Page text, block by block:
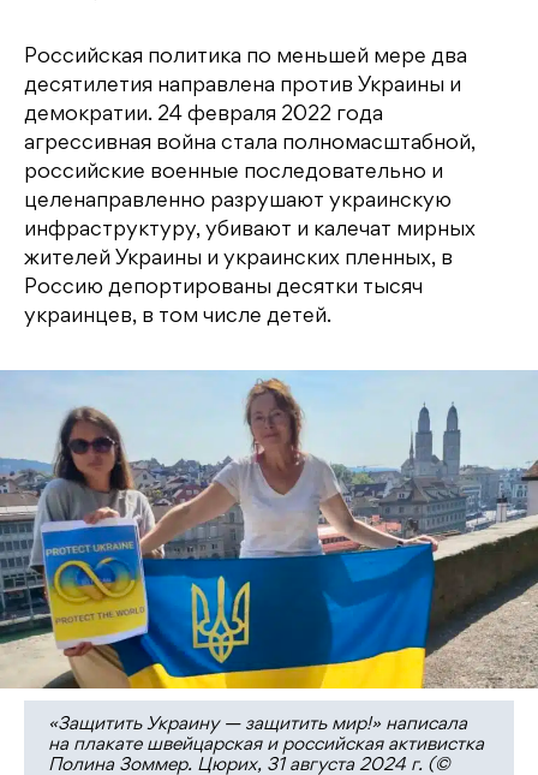
Российская политика по меньшей мере два
десятилетия направлена против Украины и
демократии. 24 февраля 2022 года
агрессивная война стала полномасштабной,
российские военные последовательно и
целенаправленно разрушают украинскую
инфраструктуру, убивают и калечат мирных
жителей Украины и украинских пленных, в
Россию депортированы десятки тысяч
украинцев, в том числе детей.
«Защитить Украину — защитить мир!» написала
на плакате швейцарская и российская активистка
Полина Зоммер. Цюрих, 31 августа 2024 г. (©